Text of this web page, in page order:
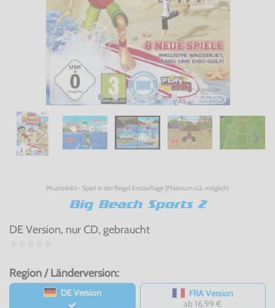
Musterbild - Spiel in der Regel Erstauflage (Platinum o.ä. möglich)
Big Beach Sports 2
DE Version, nur CD, gebraucht
Region / Länderversion:
DE Version
FRA Version
ab 16,99 €